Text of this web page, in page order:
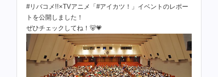
#リバコメ!!×TVアニメ「#アイカツ！」イベントのレポー
トを公開しました！
ぜひチェックしてね！🐻💗